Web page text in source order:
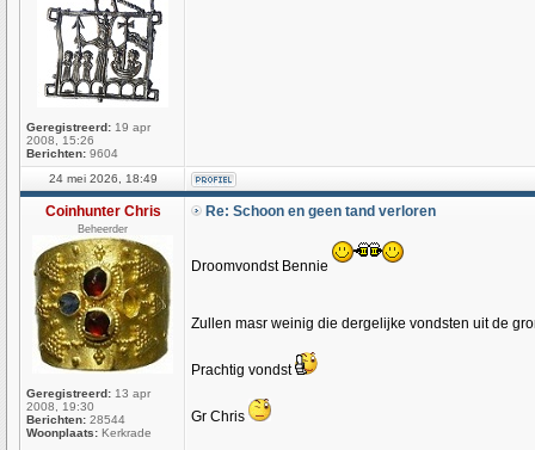
Geregistreerd: 19 apr
2008, 15:26
Berichten: 9604
24 mei 2026, 18:49
Coinhunter Chris
Beheerder
Geregistreerd: 13 apr
2008, 19:30
Berichten: 28544
Woonplaats: Kerkrade
Re: Schoon en geen tand verloren
Droomvondst Bennie
Zullen masr weinig die dergelijke vondsten uit de
Prachtig vondst
Gr Chris